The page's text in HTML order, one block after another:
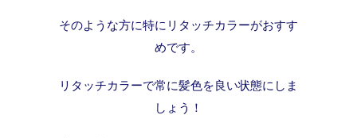
そのような方に特にリタッチカラーがおすす
めです。
リタッチカラーで常に髪色を良い状態にしま
しょう！